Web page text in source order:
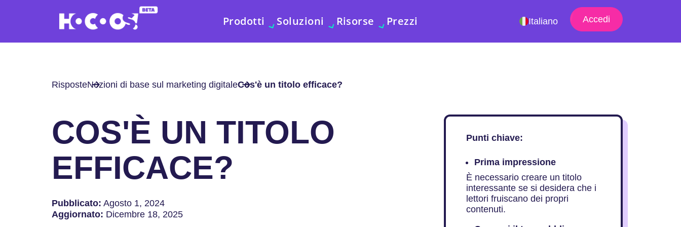
Prodotti Soluzioni Risorse Prezzi Italiano Accedi
RisposteNozioni di base sul marketing digitaleCos'è un titolo efficace?
COS'È UN TITOLO
EFFICACE?
Pubblicato: Agosto 1, 2024
Aggiornato: Dicembre 18, 2025
Punti chiave:
Prima impressione
È necessario creare un titolo
interessante se si desidera che i
lettori fruiscano dei propri
contenuti.